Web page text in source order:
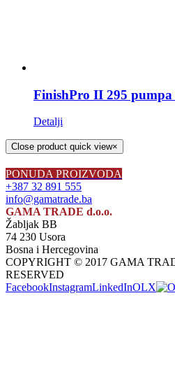
FinishPro II 295
Detalji
Close product quick view×
PONUDA PROIZVODA
+387 32 891 555
info@gamatrade.ba
GAMA TRADE d.o.o.
Žabljak BB
74 230 Usora
Bosna i Hercegovina
COPYRIGHT © 2017 GAMA
RESERVED
FacebookInstagramLinkedInOLX